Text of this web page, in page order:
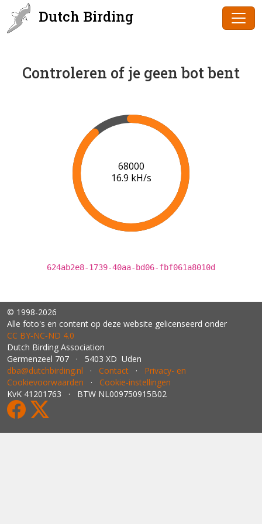
Dutch Birding
Controleren of je geen bot bent
70000
17.1 kH/s
624ab2e8-1739-40aa-bd06-fbf061a8010d
© 1998-2026
Alle foto's en content op deze website gelicenseerd onder
CC BY‑NC‑ND 4.0
Dutch Birding Association
Germenzeel 707 · 5403 XD Uden
dba@dutchbirding.nl · Contact · Privacy- en
Cookievoorwaarden · Cookie-instellingen
KvK 41201763 · BTW NL009750915B02